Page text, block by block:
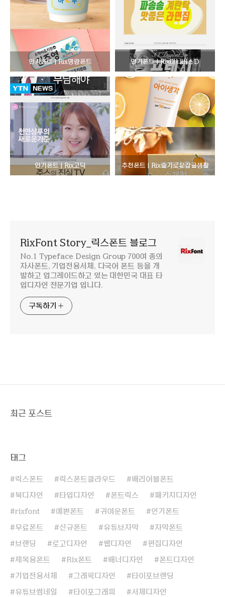
인기폰트 | Rix명랑폰트 인기폰트 | Rix미니버스D
인기폰트 | Rix고딕 추천폰트 | Rix슬기로운감귤생활
RixFont Story_릭스폰트 블로그
No.1 Typeface Design Group 700여 종의
자사폰트, 기업전용서체, 다국어 폰트 등을 개
발하고 업그레이드하고 있는 대한민국 대표 타
입디자인 전문기업 입니다.
구독하기
최근 포스트
태그
릭스폰트 릭스폰트클라우드 배리어블폰트
북디자인 타입디자인 폰트릭스 패키지디자인
rixfont 예쁜폰트 귀여운폰트 인기폰트
무료폰트 신규폰트 유튜브자막 자막폰트
브랜딩 로고디자인 웹디자인 편집디자인
제목용폰트 Rix폰트 배너디자인 폰트디자인
기업전용서체 그래픽디자인 타이포브랜딩
유튜브썸네일 타이포그래피 서체디자인